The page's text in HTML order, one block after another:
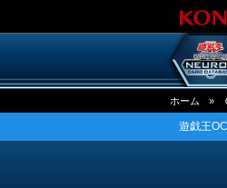
ホーム »
遊戯王